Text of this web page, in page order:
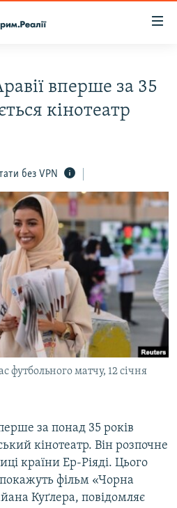
вперше за 35
кінотеатр
без VPN
футбольного матчу, 12 січня
за понад 35 років
кінотеатр. Він розпочне
країни Ер-Ріяді. Цього
фільм «Чорна
Куґлера, повідомляє